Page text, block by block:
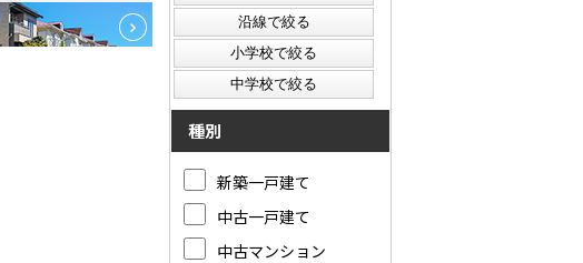
種別
新築一戸建て
中古一戸建て
中古マンション